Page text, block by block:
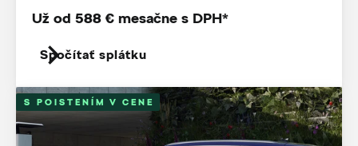
Spočítať splátku
Už od 588 € mesačne s DPH*
S POISTENÍM V CENE